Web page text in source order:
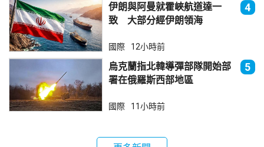
伊朗與阿曼就霍峽航道達一
致 大部分經伊朗領海
4
國際 12小時前
烏克蘭指北韓導彈部隊開始部
署在俄羅斯西部地區
5
國際 11小時前